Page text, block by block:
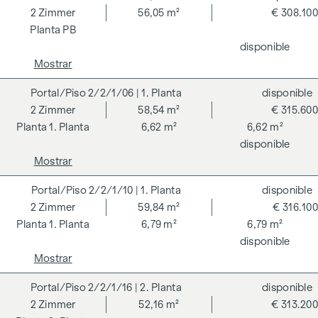
según los criterios del Consejo Alemán de Construcción
Sostenible (DGNB) y se está buscando una verificación de la
taxonomía de la UE. La creación de un espacio vital
sostenible y el bienestar de los futuros residentes son el
centro de los GRAND GARDENS. Las certificaciones
independientes hacen transparente una estrategia holística
de sostenibilidad. El comprador de un condominio
certificado por el DGNB (Consejo Alemán de Construcción
Sostenible) se beneficia de diversas ventajas que abarcan
aspectos ecológicos, económicos y socioculturales. En la
página siguiente encontrará algunas de las principales
ventajas.
COSTES ADICIONALES
En aras del buen orden, nos gustaría señalar que, a menos
que se indique lo contrario en la oferta, se deberá abonar
una comisión al finalizar con éxito la transacción según las
tarifas estipuladas en la Ordenanza de Agentes Inmobiliarios
BGBI. 262 y 297/1996 - es decir, el 3% del precio de compra
PB
2 Zimmer 56,05 m² € 308.100
disponible
Mostrar
2/2/1/06 | 1. Planta
1. Planta
2 Zimmer
58,54 m²
6,62 m²
6,62 m²
€ 315.600
disponible
disponible
Mostrar
2/2/1/10 | 1. Planta
1. Planta
2 Zimmer
59,84 m²
6,79 m²
6,79 m²
€ 316.100
disponible
disponible
Mostrar
2/2/1/16 | 2. Planta
2 Zimmer 52,16 m² € 313.200
disponible